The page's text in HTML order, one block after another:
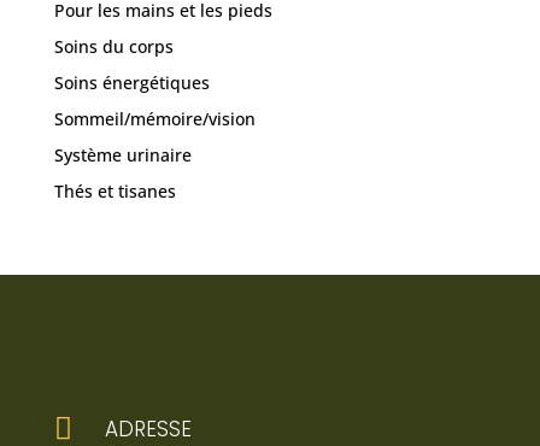
Pour les mains et les pieds
Soins du corps
Soins énergétiques
Sommeil/mémoire/vision
Système urinaire
Thés et tisanes
 ADRESSE